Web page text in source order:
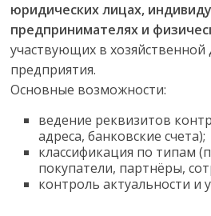
юридических лицах,
предпринимателях и
участвующих в хозяйственной
предприятия.
Основные возможности:
ведение реквизитов
адреса, банковские счета);
классификация по типам
покупатели, партнёры,
контроль актуальности и